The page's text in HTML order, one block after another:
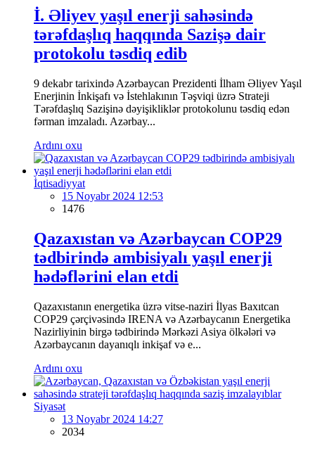
İ. Əliyev yaşıl enerji sahəsində
tərəfdaşlıq haqqında Sazişə dair
protokolu təsdiq edib
9 dekabr tarixində Azərbaycan Prezidenti İlham Əliyev Yaşıl
Enerjinin İnkişafı və İstehlakının Təşviqi üzrə Strateji
Tərəfdaşlıq Sazişinə dəyişikliklər protokolunu təsdiq edən
fərman imzaladı. Azərbay...
Ardını oxu
İqtisadiyyat
15 Noyabr 2024 12:53
1476
Qazaxıstan və Azərbaycan COP29
tədbirində ambisiyalı yaşıl enerji
hədəflərini elan etdi
Qazaxıstanın energetika üzrə vitse-naziri İlyas Baxıtcan
COP29 çərçivəsində IRENA və Azərbaycanın Energetika
Nazirliyinin birgə tədbirində Mərkəzi Asiya ölkələri və
Azərbaycanın dayanıqlı inkişaf və e...
Ardını oxu
Siyasət
13 Noyabr 2024 14:27
2034